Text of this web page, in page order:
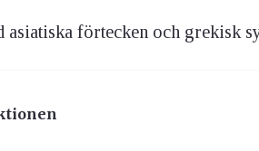
asiatiska förtecken och grekisk